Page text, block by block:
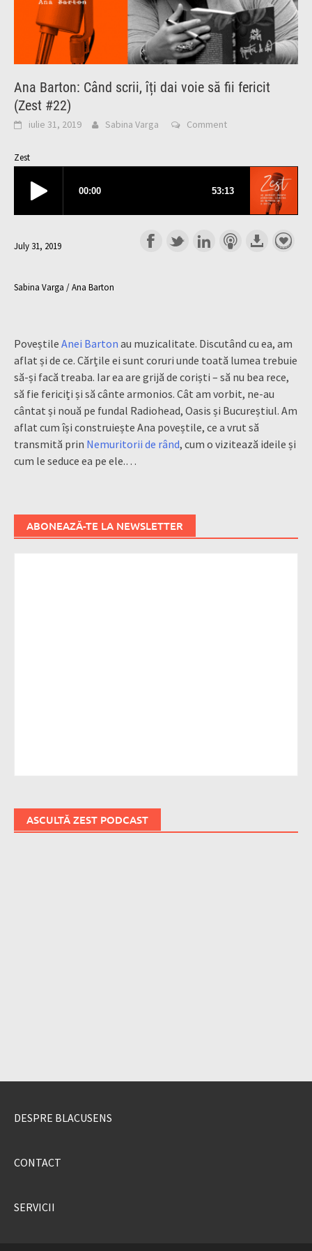
Ana Barton: Când scrii, îți dai voie să fii fericit
(Zest #22)
iulie 31, 2019 Sabina Varga Comment
Zest
July 31, 2019
Sabina Varga / Ana Barton
Poveștile Anei Barton au muzicalitate. Discutând cu ea, am
aflat și de ce. Cărțile ei sunt coruri unde toată lumea trebuie
să-și facă treaba. Iar ea are grijă de coriști – să nu bea rece,
să fie fericiți și să cânte armonios. Cât am vorbit, ne-au
cântat și nouă pe fundal Radiohead, Oasis și Bucureștiul. Am
aflat cum își construiește Ana poveștile, ce a vrut să
transmită prin Nemuritorii de rând, cum o vizitează ideile și
cum le seduce ea pe ele.…
ABONEAZĂ-TE LA NEWSLETTER
ASCULTĂ ZEST PODCAST
DESPRE BLACUSENS
CONTACT
SERVICII